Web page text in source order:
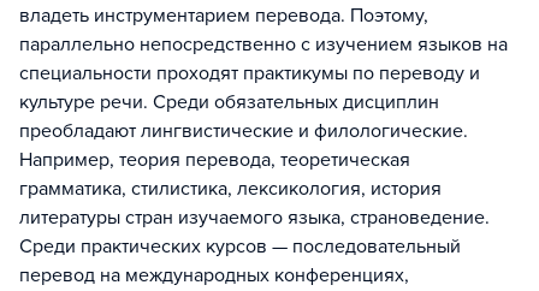
владеть инструментарием перевода. Поэтому,
параллельно непосредственно с изучением языков на
специальности проходят практикумы по переводу и
культуре речи. Среди обязательных дисциплин
преобладают лингвистические и филологические.
Например, теория перевода, теоретическая
грамматика, стилистика, лексикология, история
литературы стран изучаемого языка, страноведение.
Среди практических курсов — последовательный
перевод на международных конференциях,